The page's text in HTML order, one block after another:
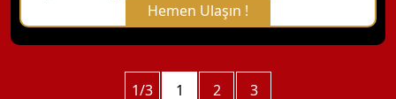
Hemen Ulaşın !
X Kapat
WhatsApp ile Bilgi Alın
1/3 1 2 3